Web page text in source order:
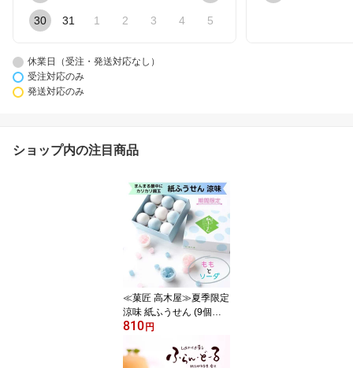
30 31 1 2 3 4 5
休業日（受注・発送対応なし）
受注対応のみ
発送対応のみ
ショップ内の注目商品
≪菓匠 高木屋≫夏季限定
涼味 紙ふうせん (9個入
り)【期間限定 最中 ゼリ
金沢お土産 ギフト 銘菓
810円